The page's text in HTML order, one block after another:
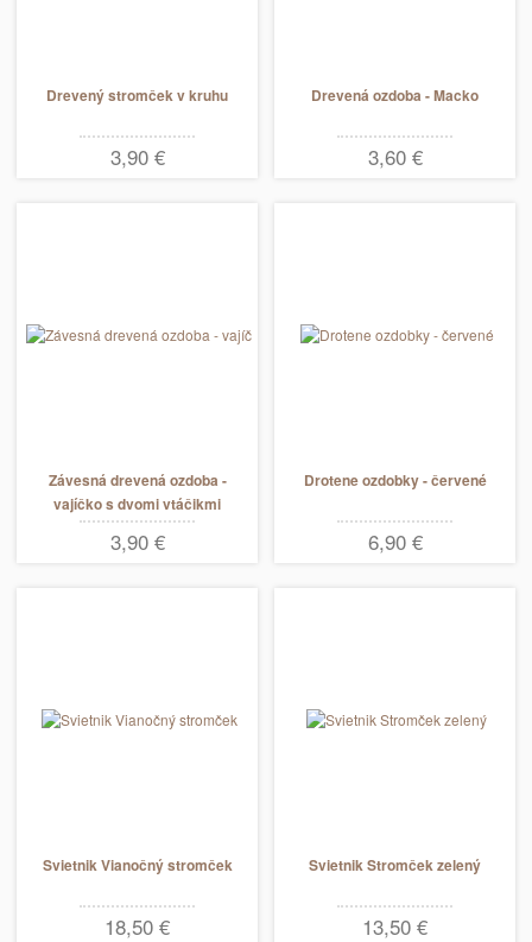
Drevený stromček v kruhu
3,90 €
Drevená ozdoba - Macko
3,60 €
Závesná drevená ozdoba -
vajíčko s dvomi vtáčikmi
3,90 €
Drotene ozdobky - červené
6,90 €
Svietnik Vianočný stromček
18,50 €
Svietnik Stromček zelený
13,50 €